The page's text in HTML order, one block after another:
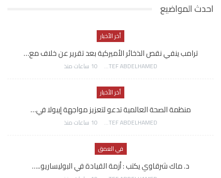
احدث المواضيع
أخر الأخبار
ترامب ينفي نقص الذخائر الأميركية بعد تقرير عن خلاف مع…
AWATEF ABDELHAMED 10 ساعات منذ
أخر الأخبار
منظمة الصحة العالمية تدعو لتعزيز مواجهة إيبولا في…
AWATEF ABDELHAMED 10 ساعات منذ
في العمق
د. ماك شرقاوي يكتب : أزمة القيادة في البوليساريو..…